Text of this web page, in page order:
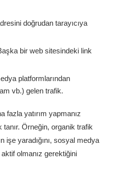
doğrudan tarayıcıya
bir web sitesindeki link
platformlarından
vb.) gelen trafik.
fazla yatırım yapmanız
Örneğin, organik trafik
işe yaradığını, sosyal medya
olmanız gerektiğini